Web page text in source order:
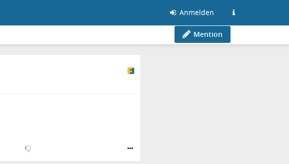
Anmelden
Mention